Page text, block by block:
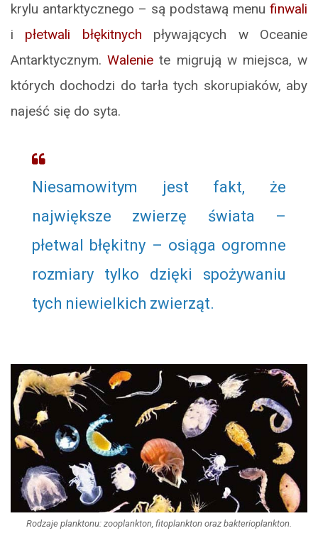
krylu antarktycznego – są podstawą menu finwali
i płetwali błękitnych pływających w Oceanie
Antarktycznym.Walenie te migrują w miejsca, w
których dochodzi do tarła tych skorupiaków, aby
najeść się do syta.
Niesamowitym jest fakt, że
największe zwierzę świata –
płetwal błękitny – osiąga ogromne
rozmiary tylko dzięki spożywaniu
tych niewielkich zwierząt.
Rodzaje planktonu: zooplankton, fitoplankton oraz bakterioplankton.